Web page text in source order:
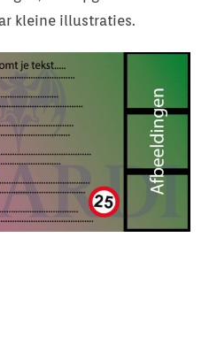
kleine illustraties.